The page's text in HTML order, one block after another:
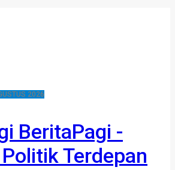
2026
BeritaPagi -
Terdepan